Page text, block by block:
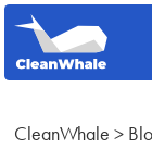
CleanWhale >